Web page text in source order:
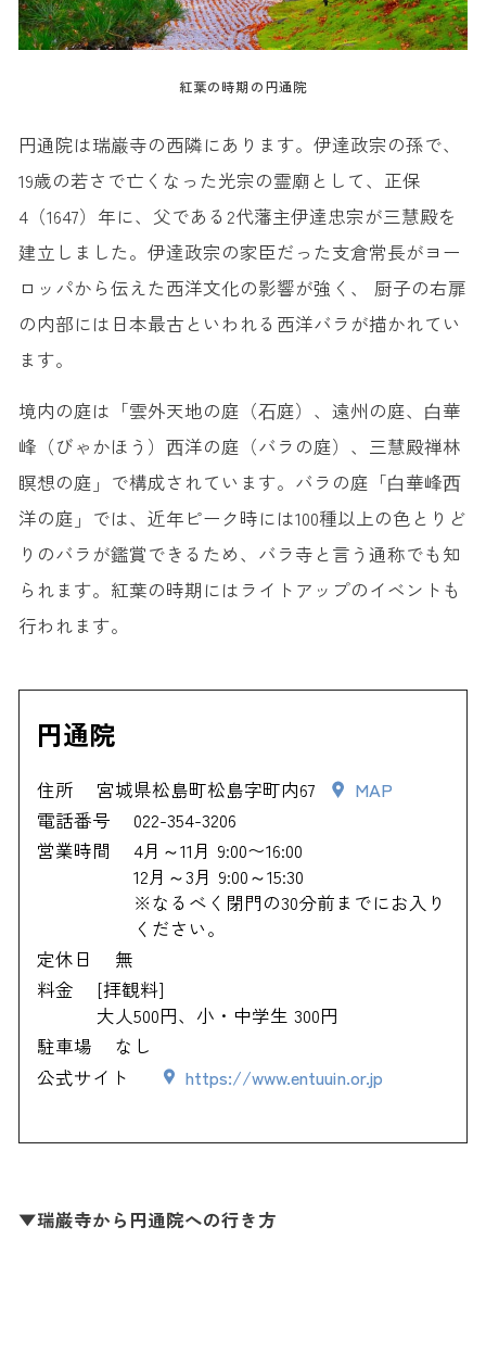
紅葉の時期の円通院
円通院は瑞巌寺の西隣にあります。伊達政宗の孫で、
19歳の若さで亡くなった光宗の霊廟として、正保
4（1647）年に、父である2代藩主伊達忠宗が三慧殿を
建立しました。伊達政宗の家臣だった支倉常長がヨー
ロッパから伝えた西洋文化の影響が強く、 厨子の右扉
の内部には日本最古といわれる西洋バラが描かれてい
ます。
境内の庭は「雲外天地の庭（⽯庭）、遠州の庭、⽩華
峰（びゃかほう）⻄洋の庭（バラの庭）、三慧殿禅林
瞑想の庭」で構成されています。バラの庭「⽩華峰⻄
洋の庭」では、近年ピーク時には100種以上の色とりど
りのバラが鑑賞できるため、バラ寺と言う通称でも知
られます。紅葉の時期にはライトアップのイベントも
行われます。
円通院
住所 宮城県松島町松島字町内67
MAP
電話番号
022-354-3206
営業時間
4月～11月 9:00〜16:00
12月～3月 9:00～15:30
※なるべく閉門の30分前までにお入り
ください。
定休日
無
料金
[拝観料]
大人500円、小・中学生 300円
駐車場
なし
公式サイト
https://www.entuuin.or.jp
▼瑞巌寺から円通院への行き方